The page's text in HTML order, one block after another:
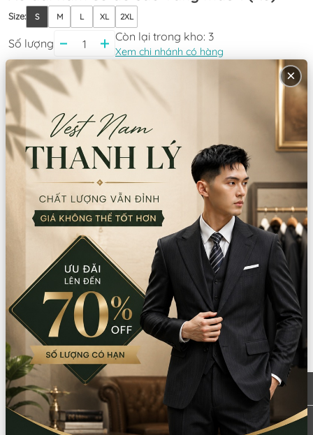
Size: S M L XL 2XL
Số lượng
Còn lại trong kho: 3
Xem chi nhánh có hàng
Giá thuê: 80.000
Giá bán:260.000
Thông tin chi nhánh
*LƯU Ý: Thời gian làm việc các chi nhánh khác nhau. Quý khách
vui lòng xem kỹ
CN Quận 5
Tồn: 1
8 Nguyễn Thời Trung, Phường An Đông,
TPHCM
Xem
bản đồ
0777.195.929 - 0974.230.324
9:00 - 18:00 (Thứ 2 - Thứ 7)
CN Bình Tân
Tồn: 1
759/3A Hương Lộ 2, Phường Bình Trị Đông,
TPHCM
Xem
bản đồ
0932.713.594 - 0986.324.594
9:00 - 18:00 (Thứ 2 - Thứ 7)
CN Bình Thạnh
Tồn: 1
58/6 Tân Cảng, Phường Thạnh Mỹ Tây,
TPHCM
Xem
086.7474.247 - 086.8644.086
×